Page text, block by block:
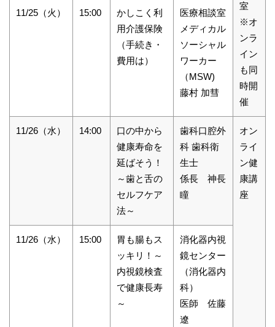
室
※オ
ンラ
イン
も同
時開
催
11/25（火） 15:00
かしこく利
用介護保険
（手続き・
費用は）
医療相談室
メディカル
ソーシャル
ワーカー
（MSW)
藤村 加彗
11/26（水） 14:00
口の中から
健康寿命を
延ばそう！
～歯と舌の
セルフケア
法～
歯科口腔外
科 歯科衛
生士
係長 神長
瞳
オン
ライ
ン健
康講
座
11/26（水） 15:00
胃も腸もス
ッキリ！～
内視鏡検査
で健康長寿
～
消化器内視
鏡センター
（消化器内
科）
医師 佐藤
遼